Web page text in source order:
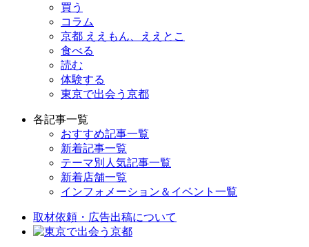
買う
コラム
京都 ええもん、ええとこ
食べる
読む
体験する
東京で出会う京都
各記事一覧
おすすめ記事一覧
新着記事一覧
テーマ別人気記事一覧
新着店舗一覧
インフォメーション＆イベント一覧
取材依頼・広告出稿について